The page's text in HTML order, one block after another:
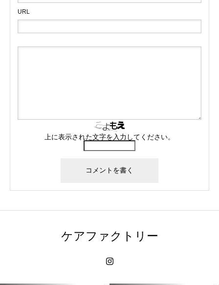
URL
上に表示された文字を入力してください。
ケアファクトリー